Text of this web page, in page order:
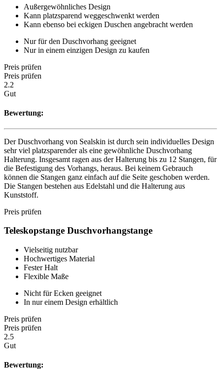
Außergewöhnliches Design
Kann platzsparend weggeschwenkt werden
Kann ebenso bei eckigen Duschen angebracht werden
Nur für den Duschvorhang geeignet
Nur in einem einzigen Design zu kaufen
Preis prüfen
Preis prüfen
2.2
Gut
Bewertung:
Der Duschvorhang von Sealskin ist durch sein individuelles Design
sehr viel platzsparender als eine gewöhnliche Duschvorhang
Halterung. Insgesamt ragen aus der Halterung bis zu 12 Stangen, für
die Befestigung des Vorhangs, heraus. Bei keinem Gebrauch
können die Stangen ganz einfach auf die Seite geschoben werden.
Die Stangen bestehen aus Edelstahl und die Halterung aus
Kunststoff.
Preis prüfen
Teleskopstange Duschvorhangstange
Vielseitig nutzbar
Hochwertiges Material
Fester Halt
Flexible Maße
Nicht für Ecken geeignet
In nur einem Design erhältlich
Preis prüfen
Preis prüfen
2.5
Gut
Bewertung: